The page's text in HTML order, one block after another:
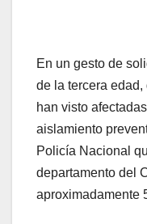
En un gesto de
de la tercera
han visto
aislamiento
Policía Nacional
departamento del
aproximadamente